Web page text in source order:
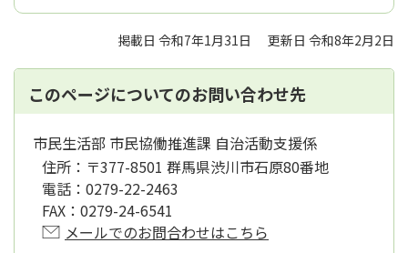
掲載日 令和7年1月31日 更新日 令和8年2月2日
このページについてのお問い合わせ先
市民生活部 市民協働推進課 自治活動支援係
住所： 〒377-8501 群馬県渋川市石原80番地
電話： 0279-22-2463
FAX： 0279-24-6541
メールでのお問合わせはこちら